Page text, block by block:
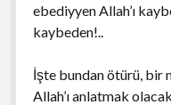
ebediyyen Allah’ı
kaybeden!..
İşte bundan ötürü, bir
Allah’ı anlatmak